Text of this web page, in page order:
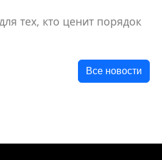
тех, кто ценит порядок
Все новости